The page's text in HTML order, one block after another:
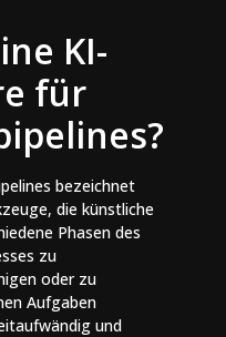
KI-
für
bezeichnet
die künstliche
Phasen des
zu
oder zu
Aufgaben
und